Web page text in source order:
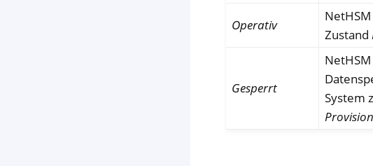
Operativ
Zustand
Gesperrt
System